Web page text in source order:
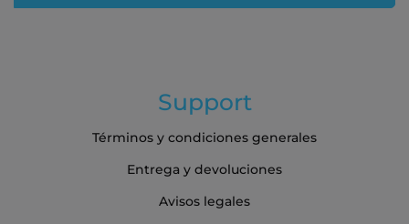
noticias:
Support
Términos y condiciones generales
Entrega y devoluciones
Avisos legales